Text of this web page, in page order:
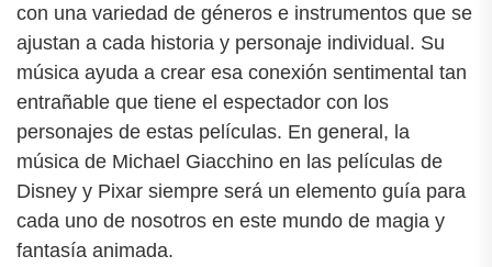
con una variedad de géneros e instrumentos que se
ajustan a cada historia y personaje individual. Su
música ayuda a crear esa conexión sentimental tan
entrañable que tiene el espectador con los
personajes de estas películas. En general, la
música de Michael Giacchino en las películas de
Disney y Pixar siempre será un elemento guía para
cada uno de nosotros en este mundo de magia y
fantasía animada.